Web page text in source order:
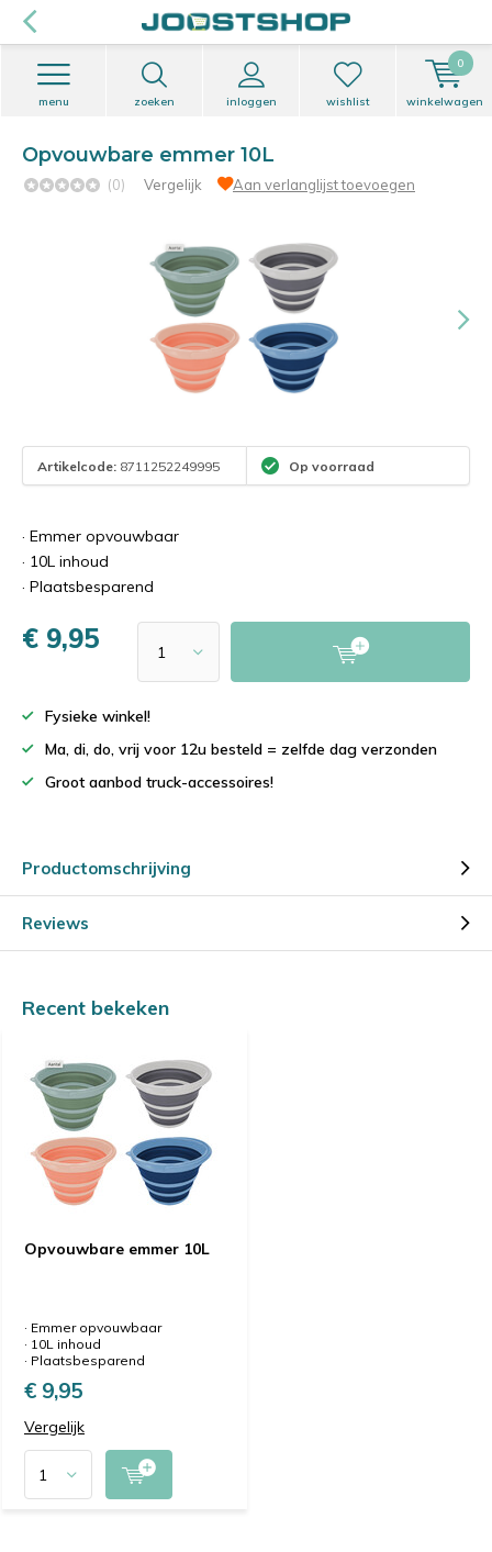
zoeken inloggen
menu wishlist winkelwagen
0
Opvouwbare emmer 10L
(0) Vergelijk Aan verlanglijst toevoegen
Artikelcode: 8711252249995 Op voorraad
· Emmer opvouwbaar
· 10L inhoud
· Plaatsbesparend
€ 9,95
Fysieke winkel!
Ma, di, do, vrij voor 12u besteld = zelfde dag verzonden
Groot aanbod truck-accessoires!
Productomschrijving
Reviews
Recent bekeken
Opvouwbare emmer 10L
· Emmer opvouwbaar
· 10L inhoud
· Plaatsbesparend
€ 9,95
Vergelijk